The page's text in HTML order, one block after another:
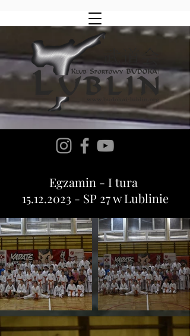
Egzamin - I tura
15.12.2023 - SP 27 w Lublinie